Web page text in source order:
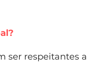
ser respeitantes a